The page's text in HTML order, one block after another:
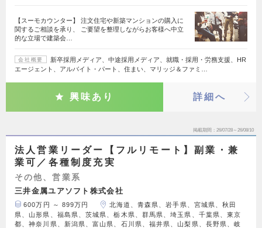
【スーモカウンター】 注文住宅や新築マンションの購入に
関するご相談を承り、 ご要望を整理しながらお客様へ中立
的な立場で建築会…
会社概要
新卒採用メディア、中途採用メディア、就職・採用・労務支援、HR
エージェント、アルバイト・パート、住まい、マリッジ＆ファミ…
興味あり 詳細へ
掲載期間 26/07/28～26/08/10
法人営業リーダー【フルリモート】副業・兼
業可／各種制度充実
その他、営業系
三井金属ユアソフト株式会社
600万円 ～ 899万円
北海道、青森県、岩手県、宮城県、秋田
県、山形県、福島県、茨城県、栃木県、群馬県、埼玉県、千葉県、東京
都、神奈川県、新潟県、富山県、石川県、福井県、山梨県、長野県、岐